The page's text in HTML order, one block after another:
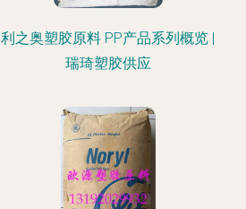
利之奥塑胶原料 PP产品系列概览 |
瑞琦塑胶供应